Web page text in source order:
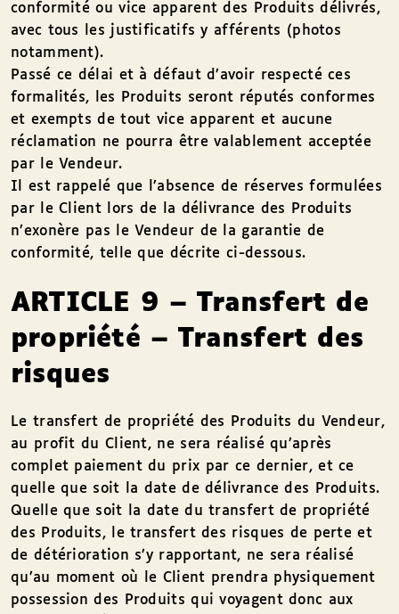
conformité ou vice apparent des Produits délivrés,
avec tous les justificatifs y afférents (photos
notamment).
Passé ce délai et à défaut d’avoir respecté ces
formalités, les Produits seront réputés conformes
et exempts de tout vice apparent et aucune
réclamation ne pourra être valablement acceptée
par le Vendeur.
Il est rappelé que l’absence de réserves formulées
par le Client lors de la délivrance des Produits
n’exonère pas le Vendeur de la garantie de
conformité, telle que décrite ci-dessous.
ARTICLE 9 – Transfert de
propriété – Transfert des
risques
Le transfert de propriété des Produits du Vendeur,
au profit du Client, ne sera réalisé qu’après
complet paiement du prix par ce dernier, et ce
quelle que soit la date de délivrance des Produits.
Quelle que soit la date du transfert de propriété
des Produits, le transfert des risques de perte et
de détérioration s’y rapportant, ne sera réalisé
qu’au moment où le Client prendra physiquement
possession des Produits qui voyagent donc aux